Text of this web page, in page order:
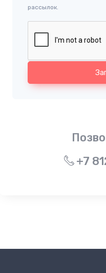
рассылок.
+7